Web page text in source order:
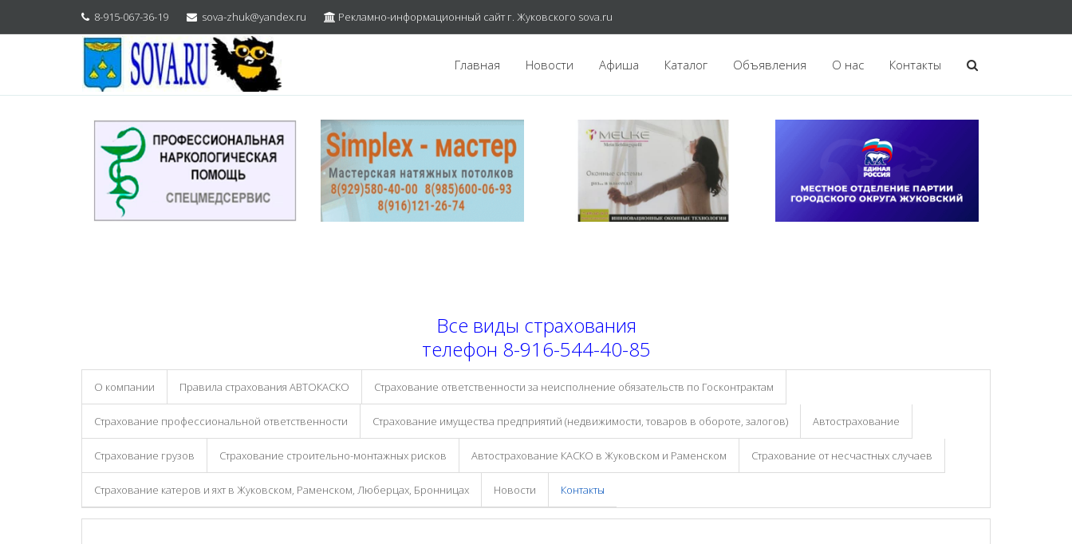
8-915-067-36-19 sova-zhuk@yandex.ru Рекламно-информационный сайт г. Жуковского sova.ru
Главная Новости Афиша Каталог Объявления О нас Контакты
Все виды страхования
телефон 8-916-544-40-85
О компании Правила страхования АВТОКАСКО Страхование ответственности за неисполнение обязательств по Госконтрактам
Страхование профессиональной ответственности Страхование имущества предприятий (недвижимости, товаров в обороте, залогов) Автострахование
Страхование грузов Страхование строительно-монтажных рисков Автострахование КАСКО в Жуковском и Раменском Страхование от несчастных случаев
Страхование катеров и яхт в Жуковском, Раменском, Люберцах, Бронницах Новости Контакты